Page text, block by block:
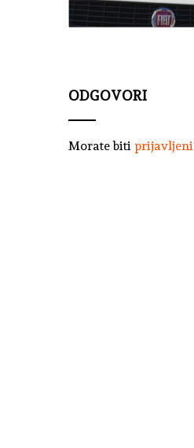
ODGOVORI
Morate biti prijavljeni